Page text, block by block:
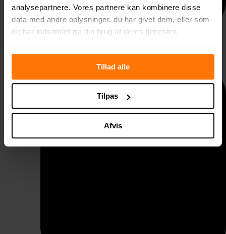
analysepartnere. Vores partnere kan kombinere disse
data med andre oplysninger, du har givet dem, eller som
de har indsamlet fra din brug af deres tjenester.
Tillad alle
Tilpas
Afvis
Taggelænder